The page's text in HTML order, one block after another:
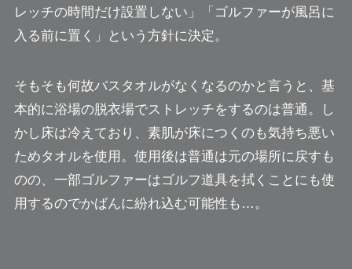
レッチの時間だけ設置しない」「ゴルファーが風呂に
入る前に置く」という方針に決定。
そもそも何故バスタオルがなくなるのかと言うと、基
本的に浴場の脱衣場でストレッチをするのは普通。し
かし床は冷えており、素肌が床につくのも気持ち悪い
ためタオルを使用。使用後は普通は元の場所に戻すも
のの、一部ゴルファーはゴルフ道具を拭くことにも使
用するのでかばんに紛れ込む可能性も…。